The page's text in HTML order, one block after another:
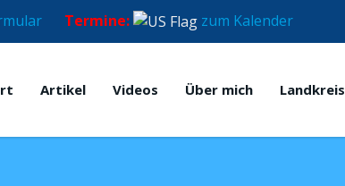
Termine: zum Kalender
Artikel Videos Über mich Landkreis